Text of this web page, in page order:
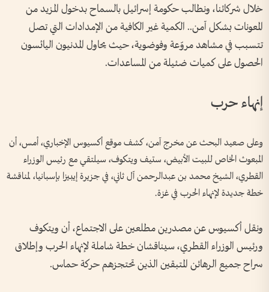
خلال شركائنا، ونطالب حكومة إسرائيل بالسماح بدخول المزيد من
المعونات بشكل آمن.. الكمية غير الكافية من الإمدادات التي تصل
تتسبب في مشاهد مروّعة وفوضوية، حيث يحاول المدنيون اليائسون
الحصول على كميات ضئيلة من المساعدات.
إنهاء حرب
وعلى صعيد البحث عن مخرج آمن، كشف موقع أكسيوس الإخباري، أمس، أن
المبعوث الخاص للبيت الأبيض، ستيف ويتكوف، سيلتقي مع رئيس الوزراء
القطري، الشيخ محمد بن عبدالرحمن آل ثاني، في جزيرة إيبيزا بإسبانيا، لمناقشة
خطة جديدة لإنهاء الحرب في غزة.
ونقل أكسيوس عن مصدرين مطلعين على الاجتماع، أن ويتكوف
ورئيس الوزراء القطري، سيناقشان خطة شاملة لإنهاء الحرب وإطلاق
سراح جميع الرهائن المتبقين الذين تحتجزهم حركة حماس.